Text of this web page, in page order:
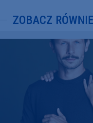
ZOBACZ